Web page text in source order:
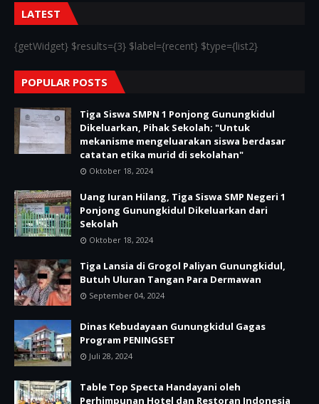
LATEST
{getWidget} $results={3} $label={recent} $type={list2}
POPULAR POSTS
Tiga Siswa SMPN 1 Ponjong Gunungkidul
Dikeluarkan, Pihak Sekolah; "Untuk
mekanisme mengeluarakan siswa berdasar
catatan etika murid di sekolahan"
Oktober 18, 2024
Uang Iuran Hilang, Tiga Siswa SMP Negeri 1
Ponjong Gunungkidul Dikeluarkan dari
Sekolah
Oktober 18, 2024
Tiga Lansia di Grogol Paliyan Gunungkidul,
Butuh Uluran Tangan Para Dermawan
September 04, 2024
Dinas Kebudayaan Gunungkidul Gagas
Program PENINGSET
Juli 28, 2024
Table Top Specta Handayani oleh
Perhimpunan Hotel dan Restoran Indonesia